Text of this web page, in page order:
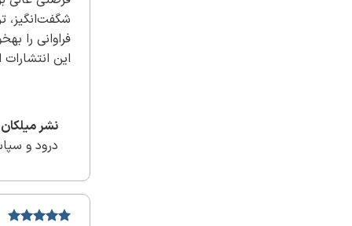
شگفت‌انگیز،
این
نشر میلکان
درود و